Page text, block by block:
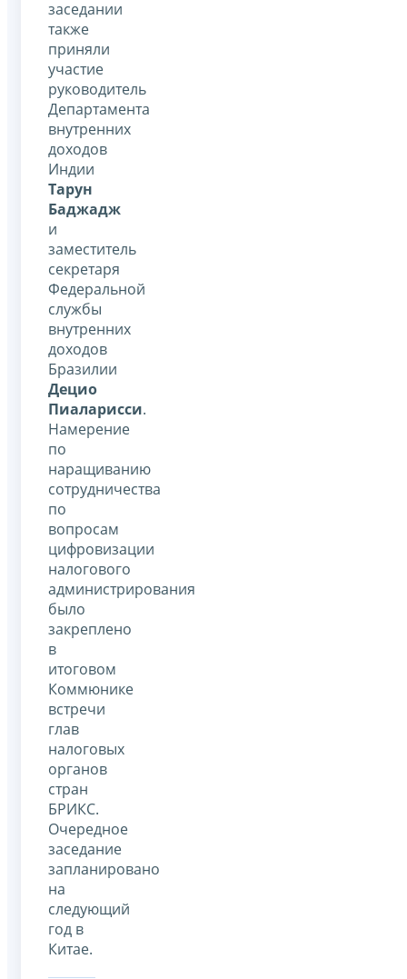
заседании
также
приняли
участие
руководитель
Департамента
внутренних
доходов
Индии
Тарун
Баджадж
и
заместитель
секретаря
Федеральной
службы
внутренних
доходов
Бразилии
Децио
Пиаларисси.
Намерение
по
наращиванию
сотрудничества
по
вопросам
цифровизации
налогового
администрирования
было
закреплено
в
итоговом
Коммюнике
встречи
глав
налоговых
органов
стран
БРИКС.
Очередное
заседание
запланировано
на
следующий
год в
Китае.